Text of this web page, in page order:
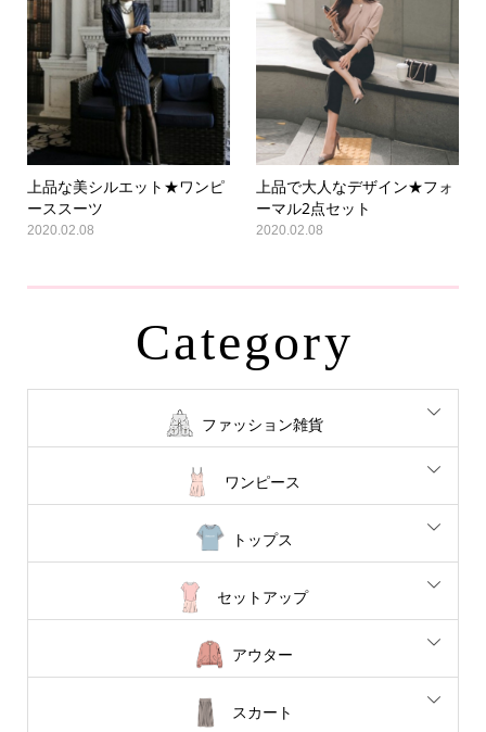
上品な美シルエット★ワンピ
ーススーツ
2020.02.08
上品で大人なデザイン★フォ
ーマル2点セット
2020.02.08
Category
ファッション雑貨
ワンピース
トップス
セットアップ
アウター
スカート